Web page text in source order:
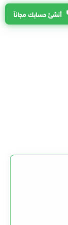
أنشئ حسابك مجاناً